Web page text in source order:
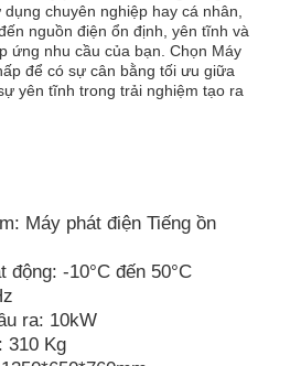
phát điện
chuyên nghiệp hay cá nhân,
nguồn điện ổn định, yên tĩnh và
ứng nhu cầu của bạn. Chọn Máy
để có sự cân bằng tối ưu giữa
yên tĩnh trong trải nghiệm tạo ra
Máy phát điện Tiếng ồn
động: -10°C đến 50°C
ra: 10kW
310 Kg